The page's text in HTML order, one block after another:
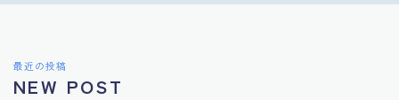
最近の投稿
NEW POST